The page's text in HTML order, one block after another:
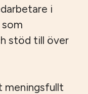
i
stöd till över
meningsfullt